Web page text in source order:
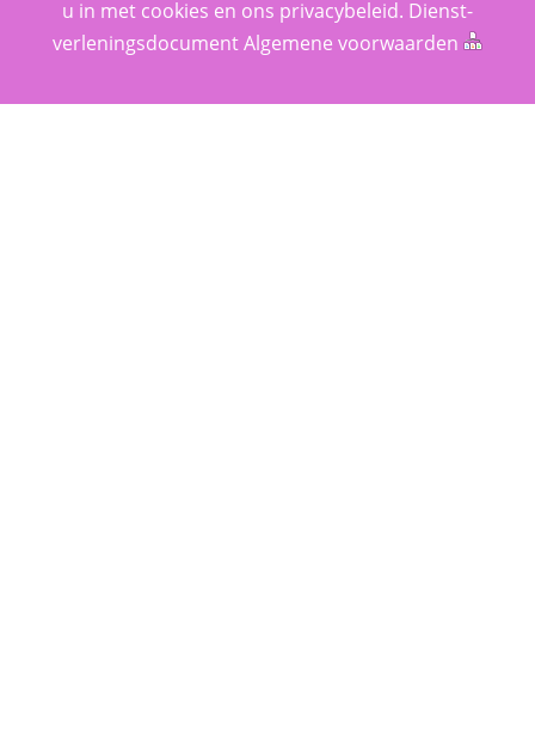
u in met cookies en ons privacy­beleid. Dienst­
verlenings­documentAlgemene voorwaarden